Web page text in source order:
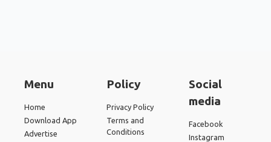
Menu
Home
Download App
Advertise
Policy
Privacy Policy
Terms and
Conditions
Social
media
Facebook
Instagram